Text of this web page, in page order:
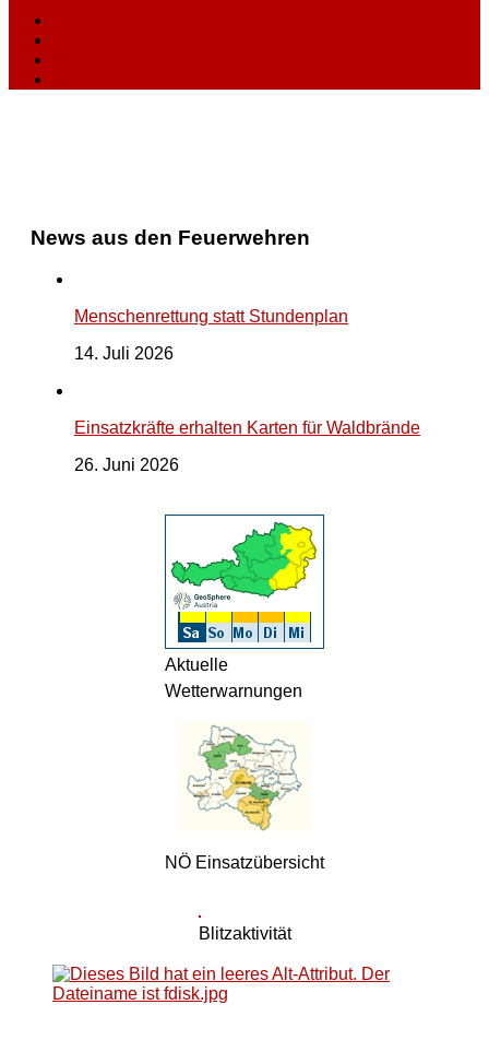
News aus den Feuerwehren
Menschenrettung statt Stundenplan
14. Juli 2026
Einsatzkräfte erhalten Karten für Waldbrände
26. Juni 2026
Aktuelle
Wetterwarnungen
NÖ Einsatzübersicht
Blitzaktivität